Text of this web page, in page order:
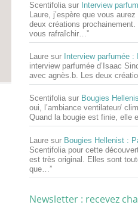
Scentifolia sur Interview
Laure, j’espère que vous
deux créations
vous rafraîchir…”
Laure sur Interview parfumée
interview parfumée d’Isaac
avec agnès.b. Les deux
Scentifolia sur Bougies
oui, l’ambiance ventilateur/
Quand la bougie est finie, elle
Laure sur Bougies Hellenist :
Scentifolia pour cette
est très original. Elles sont
que… ”
Newsletter : recevez